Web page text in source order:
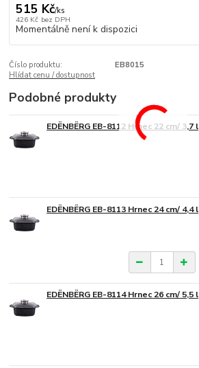
515 Kč/ks
426 Kč bez DPH
Momentálně není k dispozici
Číslo produktu:
EB8015
Hlídat cenu / dostupnost
Podobné produkty
EDËNBËRG EB-8112 Hrnec 22 cm/ 3,7 l
EDËNBËRG EB-8113 Hrnec 24 cm/ 4,4 l
EDËNBËRG EB-8114 Hrnec 26 cm/ 5,5 l